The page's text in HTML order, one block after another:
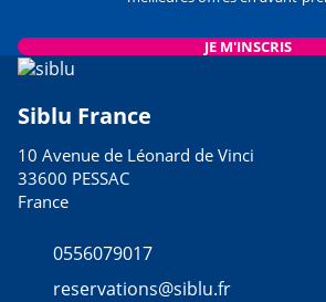
JE M'INSCRIS
Siblu France
10 Avenue de Léonard de Vinci
33600 PESSAC
France
0556079017
reservations@siblu.fr